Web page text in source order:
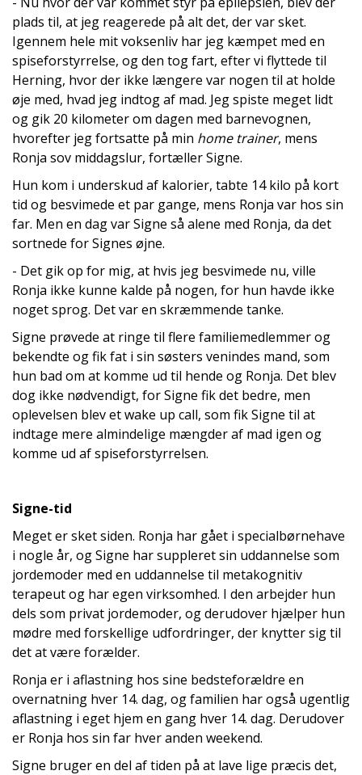
plads til, at jeg reagerede på alt det, der var sket.
Igennem hele mit voksenliv har jeg kæmpet med en
spiseforstyrrelse, og den tog fart, efter vi flyttede til
Herning, hvor der ikke længere var nogen til at holde
øje med, hvad jeg indtog af mad. Jeg spiste meget lidt
og gik 20 kilometer om dagen med barnevognen,
hvorefter jeg fortsatte på min home trainer, mens
Ronja sov middagslur, fortæller Signe.
Hun kom i underskud af kalorier, tabte 14 kilo på kort
tid og besvimede et par gange, mens Ronja var hos sin
far. Men en dag var Signe så alene med Ronja, da det
sortnede for Signes øjne.
- Det gik op for mig, at hvis jeg besvimede nu, ville
Ronja ikke kunne kalde på nogen, for hun havde ikke
noget sprog. Det var en skræmmende tanke.
Signe prøvede at ringe til flere familiemedlemmer og
bekendte og fik fat i sin søsters venindes mand, som
hun bad om at komme ud til hende og Ronja. Det blev
dog ikke nødvendigt, for Signe fik det bedre, men
oplevelsen blev et wake up call, som fik Signe til at
indtage mere almindelige mængder af mad igen og
komme ud af spiseforstyrrelsen.
Signe-tid
Meget er sket siden. Ronja har gået i specialbørnehave
i nogle år, og Signe har suppleret sin uddannelse som
jordemoder med en uddannelse til metakognitiv
terapeut og har egen virksomhed. I den arbejder hun
dels som privat jordemoder, og derudover hjælper hun
mødre med forskellige udfordringer, der knytter sig til
det at være forælder.
Ronja er i aflastning hos sine bedsteforældre en
overnatning hver 14. dag, og familien har også ugentlig
aflastning i eget hjem en gang hver 14. dag. Derudover
er Ronja hos sin far hver anden weekend.
Signe bruger en del af tiden på at lave lige præcis det,